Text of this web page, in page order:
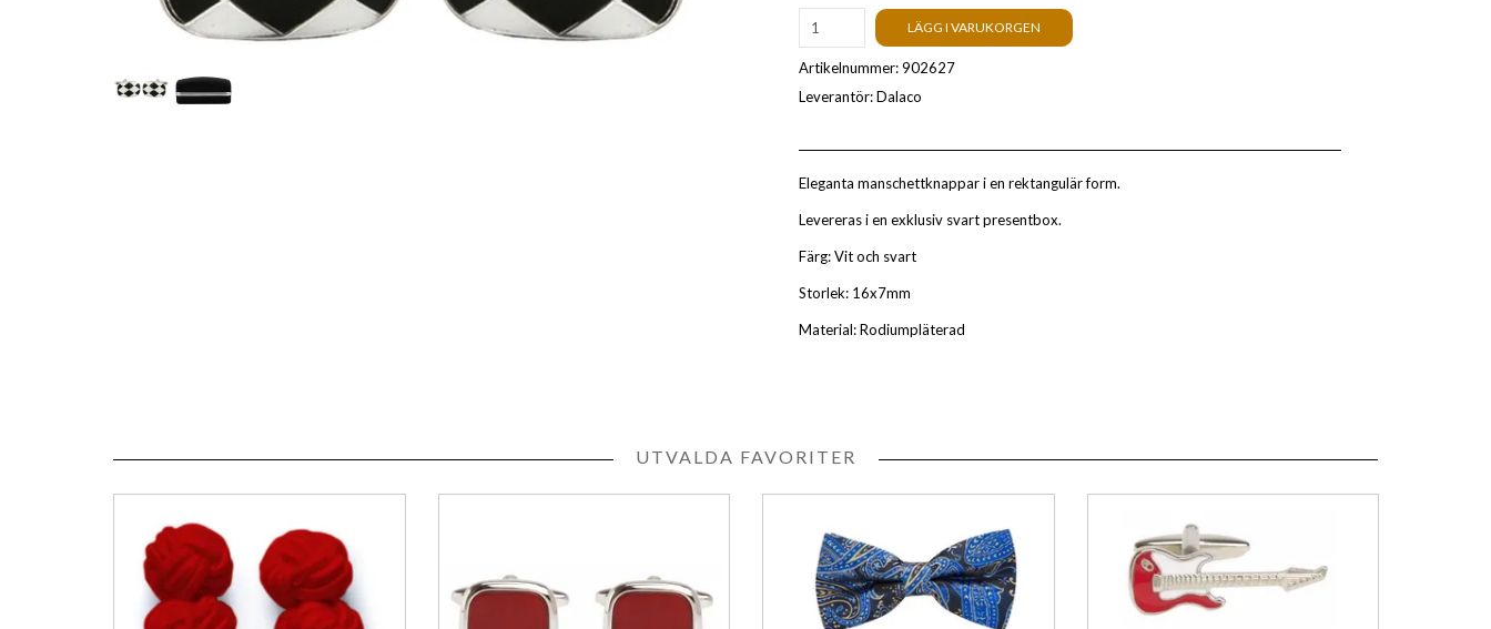
LÄGG I VARUKORGEN
Artikelnummer:902627
Leverantör:Dalaco
Eleganta manschettknappar i en rektangulär form.
Levereras i en exklusiv svart presentbox.
Färg: Vit och svart
Storlek: 16x7mm
Material: Rodiumpläterad
UTVALDA FAVORITER